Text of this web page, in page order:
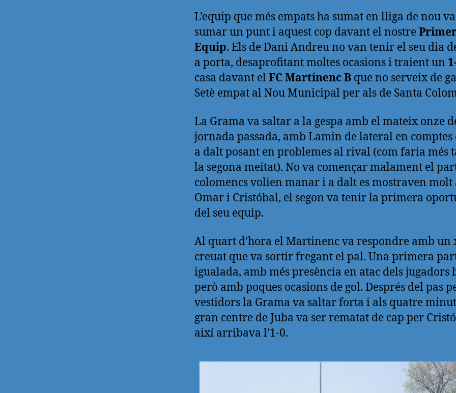
L’equip que més empats ha sumat en lliga de nou va
sumar un punt i aquest cop davant el nostre
Equip. Els de Dani Andreu no van tenir el seu dia
a porta, desaprofitant moltes ocasions i traient un
casa davant elFC Martinenc B que no serveix de
Setè empat al Nou Municipal per als de Santa
La Grama va saltar a la gespa amb el mateix onze
jornada passada, amb Lamin de lateral en comptes
a dalt posant en problemes al rival (com faria més
la segona meitat). No va començar malament el
colomencs volien manar i a dalt es mostraven molt
Omar i Cristóbal, el segon va tenir la primera
del seu equip.
Al quart d’hora el Martinenc va respondre amb un
creuat que va sortir fregant el pal. Una primera
igualada, amb més presència en atac dels jugadors
però amb poques ocasions de gol. Després del pas
vestidors la Grama va saltar forta i als quatre
gran centre de Juba va ser rematat de cap per
així arribava l’1-0.